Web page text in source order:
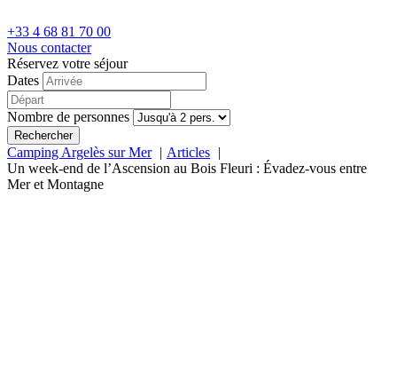
+33 4 68 81 70 00
Nous contacter
Réservez votre séjour
Dates
Nombre de personnes
Rechercher
Camping Argelès sur Mer
Articles
Un week-end de l’Ascension au Bois Fleuri : Évadez-vous entre
Mer et Montagne